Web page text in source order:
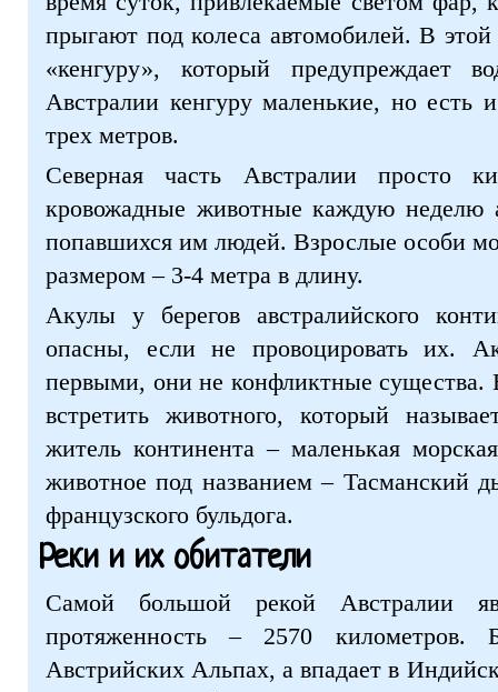
прыгают под колеса автомобилей. В
«кенгуру», который предупреждает
Австралии кенгуру маленькие, но есть
трех метров.
Северная часть Австралии просто
кровожадные животные каждую неделю
попавшихся им людей. Взрослые особи
размером – 3-4 метра в длину.
Акулы у берегов австралийского
опасны, если не провоцировать их.
первыми, они не конфликтные
встретить животного, который
житель континента – маленькая
животное под названием – Тасманский
французского бульдога.
Реки и их обитатели
Самой большой рекой Австралии
протяженность – 2570 километров.
Австрийских Альпах, а впадает в